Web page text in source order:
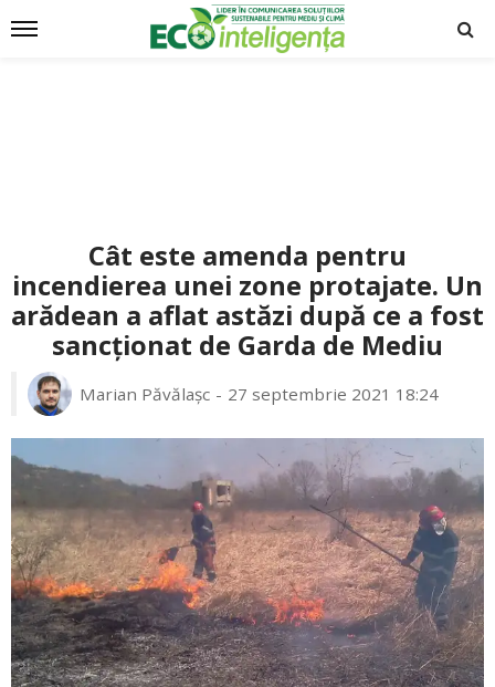
Cât este amenda pentru
incendierea unei zone protajate. Un
arădean a aflat astăzi după ce a fost
sancționat de Garda de Mediu
Marian Păvălașc 27 septembrie 2021 18:24